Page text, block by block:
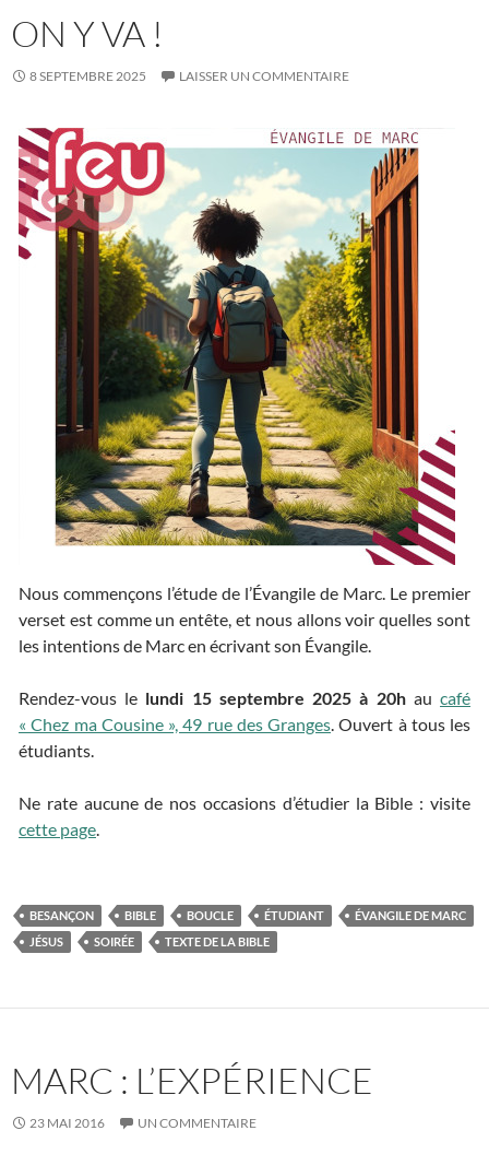
ON Y VA !
8 SEPTEMBRE 2025 LAISSER UN COMMENTAIRE
Nous commençons l’étude de l’Évangile de Marc. Le premier
verset est comme un entête, et nous allons voir quelles sont
les intentions de Marc en écrivant son Évangile.
Rendez-vous le lundi 15 septembre 2025 à 20haucafé
« Chez ma Cousine », 49 rue des Granges. Ouvert à tous les
étudiants.
Ne rate aucune de nos occasions d’étudier la Bible : visite
cette page.
BESANÇON BIBLE BOUCLE ÉTUDIANT
ÉVANGILE DE MARC
JÉSUS
SOIRÉE TEXTE DE LA BIBLE
MARC : L’EXPÉRIENCE
23 MAI 2016 UN COMMENTAIRE